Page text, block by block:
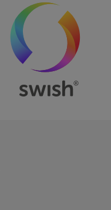
Microsoft
Corporation
de.syna.se